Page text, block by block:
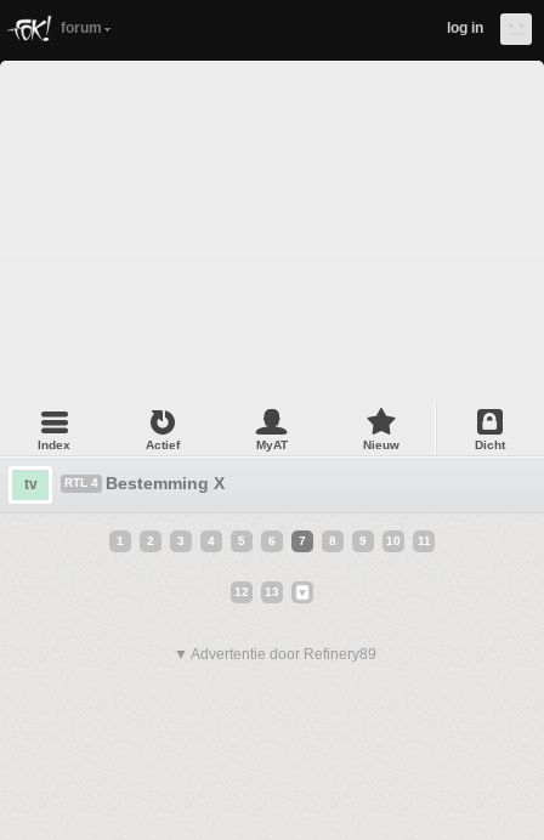
forum log in
Index Actief MyAT Nieuw Dicht
tv RTL 4 Bestemming X
1 2 3 4 5 6 7 8 9 10 11
12 13
▼ Advertentie door Refinery89